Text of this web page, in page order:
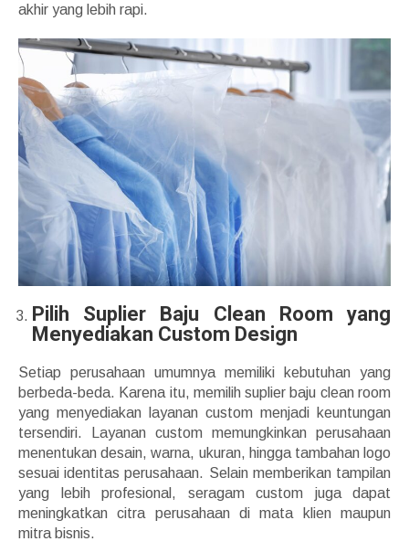
akhir yang lebih rapi.
Pilih Suplier Baju Clean Room yang
Menyediakan Custom Design
Setiap perusahaan umumnya memiliki kebutuhan yang
berbeda-beda. Karena itu, memilih suplier baju clean room
yang menyediakan layanan custom menjadi keuntungan
tersendiri. Layanan custom memungkinkan perusahaan
menentukan desain, warna, ukuran, hingga tambahan logo
sesuai identitas perusahaan. Selain memberikan tampilan
yang lebih profesional, seragam custom juga dapat
meningkatkan citra perusahaan di mata klien maupun
mitra bisnis.